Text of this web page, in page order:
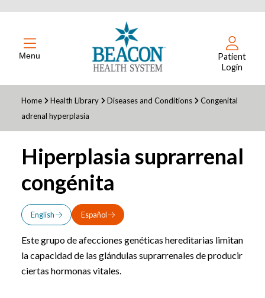
Menu
Patient
Login
Home Health Library Diseases and Conditions
Congenital
adrenal hyperplasia
Hiperplasia suprarrenal
congénita
English Español
Este grupo de afecciones genéticas hereditarias limitan
la capacidad de las glándulas suprarrenales de producir
ciertas hormonas vitales.